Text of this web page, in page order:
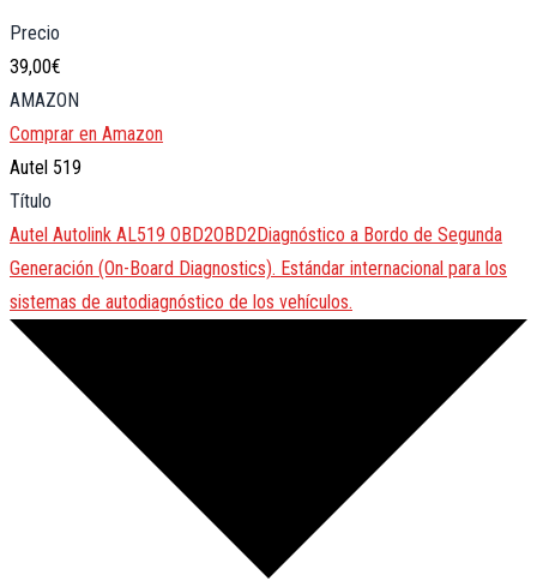
Precio
39,00€
AMAZON
Comprar en Amazon
Autel 519
Título
Autel Autolink AL519 OBD2OBD2Diagnóstico a Bordo de Segunda
Generación (On-Board Diagnostics). Estándar internacional para los
sistemas de autodiagnóstico de los vehículos.